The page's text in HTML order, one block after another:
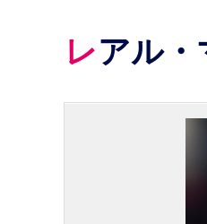
レアル